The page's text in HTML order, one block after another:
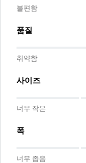
불편함
품질
취약함
사이즈
너무 작은
폭
너무 좁음